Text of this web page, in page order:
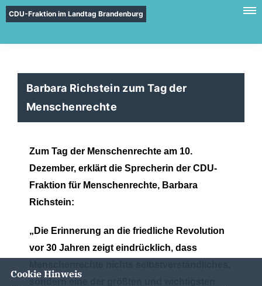
CDU-Fraktion im Landtag Brandenburg
Barbara Richstein zum Tag der
Menschenrechte
Zum Tag der Menschenrechte am 10.
Dezember, erklärt die Sprecherin der CDU-
Fraktion für Menschenrechte, Barbara
Richstein:
Die Erinnerung an die friedliche Revolution
vor 30 Jahren zeigt eindrücklich, dass
Cookie Hinweis